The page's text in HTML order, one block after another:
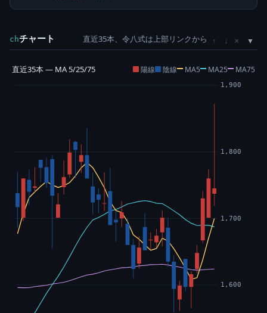
chチャート 直近35本、令八式は上部リンクから ↑ ↓ ×
直近35本 — MA 5/25/75 陽線 陰線 MA5 MA25 MA75
1,600
1,700
1,800
1,900